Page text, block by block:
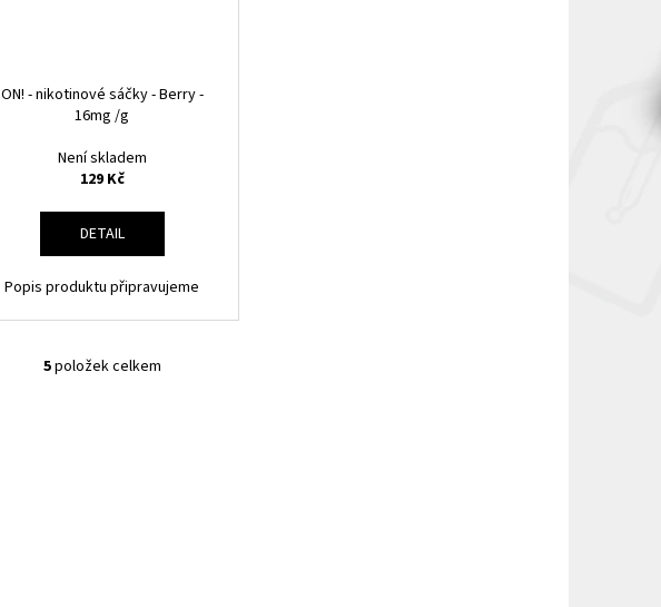
ON! - nikotinové sáčky - Berry -
16mg /g
Není skladem
129 Kč
DETAIL
Popis produktu připravujeme
O
5položek celkem